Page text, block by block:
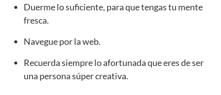
Duerme lo suficiente, para que tengas tu mente
fresca.
Navegue por la web.
Recuerda siempre lo afortunada que eres de ser
una persona súper creativa.